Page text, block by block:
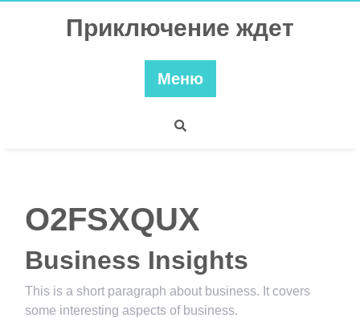
Приключение ждет
Меню
O2FSXQUX
Business Insights
This is a short paragraph about business. It covers
some interesting aspects of business.